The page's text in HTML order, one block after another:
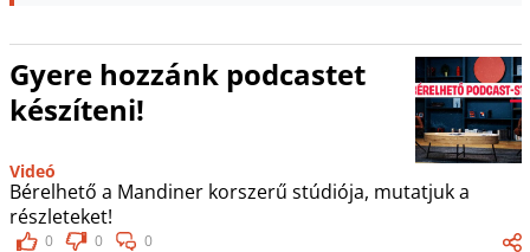
Gyere hozzánk podcastet
készíteni!
Videó
Bérelhető a Mandiner korszerű stúdiója, mutatjuk a
részleteket!
0 0 0